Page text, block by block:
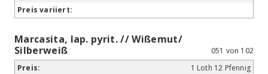
Marcasita, lap. pyrit. // Wißemut/
Silberweiß
051 von 102
1 Loth 12 Pfennig